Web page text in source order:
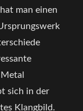
man einen
sich in der
Klangbild.